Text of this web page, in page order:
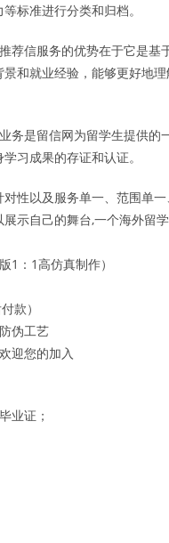
标准进行分类和归档。
荐信服务的优势在于它是
和就业经验，能够更好地
务是留信网为留学生提供
习成果的存证和认证。
性以及服务单一、范围单
示自己的舞台,一个海外留
1：1高仿真制作）
款）
伪工艺
迎您的加入
业证；